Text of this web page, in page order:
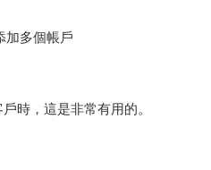
加多個帳戶
時，這是非常有用的。